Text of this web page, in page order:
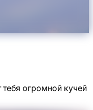
огромной кучей